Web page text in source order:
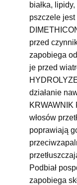
białka,
pszczele
przed
zapobiega
je przed
działanie
włosów
poprawiają
Podbiał
zapobiega